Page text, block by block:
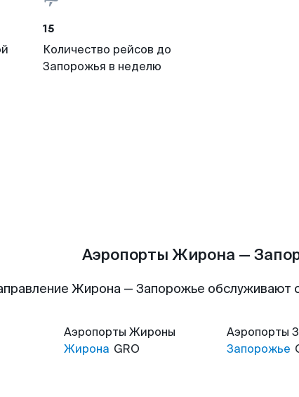
15
Количество рейсов до
Запорожья в неделю
Аэропорты Жирона —
Жирона — Запорожье обслуживают
Аэропорты Жироны
Жирона GRO
Аэропорты
Запорожье